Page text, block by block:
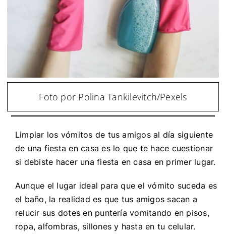
Foto por Polina Tankilevitch/Pexels
Limpiar los vómitos de tus amigos al día siguiente
de una fiesta en casa es lo que te hace cuestionar
si debiste hacer una fiesta en casa en primer lugar.
Aunque el lugar ideal para que el vómito suceda es
el baño, la realidad es que tus amigos sacan a
relucir sus dotes en puntería vomitando en pisos,
ropa, alfombras, sillones y hasta en tu celular.